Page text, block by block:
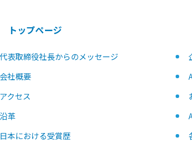
トップページ
代表取締役社長からのメッセージ
会社概要
アクセス
沿革
日本における受賞歴